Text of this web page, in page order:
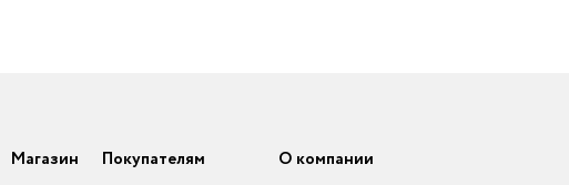
Магазин
Покупателям
О компании